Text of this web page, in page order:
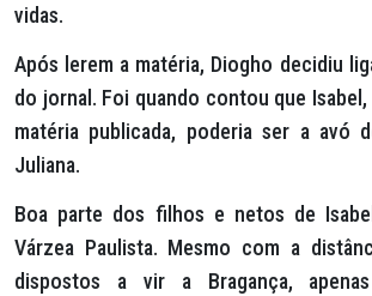
vidas.
Após lerem a matéria, Diogho decidiu
do jornal. Foi quando contou que Isabel,
matéria publicada, poderia ser a avó
Juliana.
Boa parte dos filhos e netos de
Várzea Paulista. Mesmo com a
dispostos a vir a Bragança,